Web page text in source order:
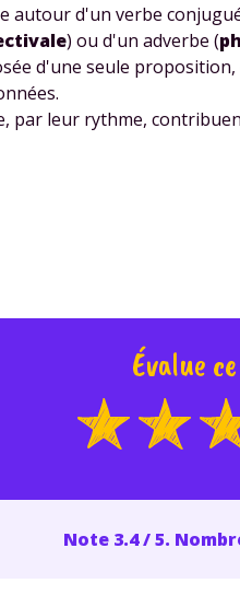
autour d'un verbe
) ou d'un adverbe (
d'une seule proposition,
par leur rythme,
Évalue
Note 3.4 / 5.